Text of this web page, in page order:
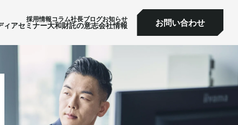
採⽤情報コラム社⻑ブログお知らせ
ィアセミナー大和財託の意志会社情報 お問い合わせ
サービス一覧へ
サービス一覧へ
セミナー大和財託の意志会社情報 お問い合わせ